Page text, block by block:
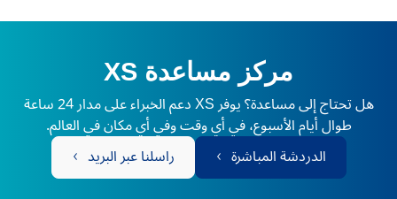
مركز مساعدة XS
هل تحتاج إلى مساعدة؟ يوفر XS دعم الخبراء على مدار 24 ساعة
طوال أيام الأسبوع، في أي وقت وفي أي مكان في العالم.
الدردشة المباشرة
راسلنا عبر البريد